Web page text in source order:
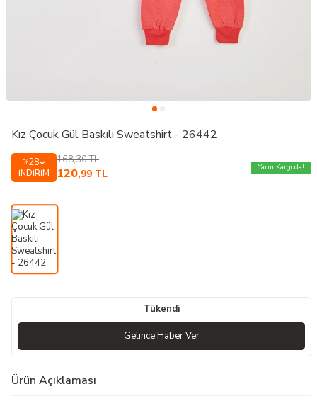
Kız Çocuk Gül Baskılı Sweatshirt - 26442
%28
İNDIRIM
168,30TL
120,99 TL
Yarın Kargoda!
Tükendi
Gelince Haber Ver
Ürün Açıklaması